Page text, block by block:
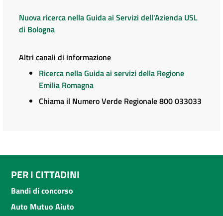
Nuova ricerca nella Guida ai Servizi dell'Azienda USL
di Bologna
Altri canali di informazione
Ricerca nella Guida ai servizi della Regione
Emilia Romagna
Chiama il Numero Verde Regionale 800 033033
PER I CITTADINI
Bandi di concorso
Auto Mutuo Aiuto